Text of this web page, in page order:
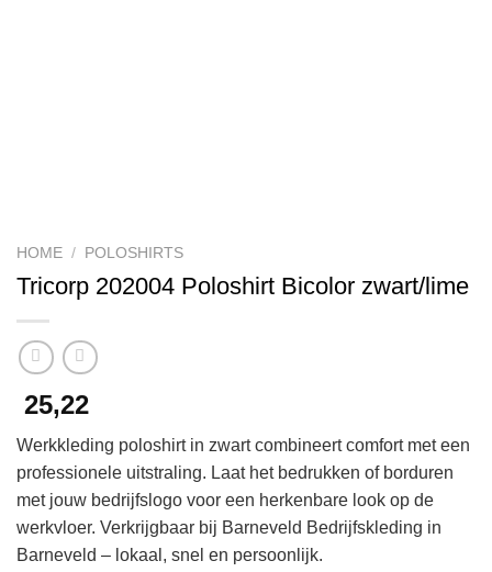
HOME / POLOSHIRTS
Tricorp 202004 Poloshirt Bicolor zwart/lime
25,22
Werkkleding poloshirt in zwart combineert comfort met een
professionele uitstraling. Laat het bedrukken of borduren
met jouw bedrijfslogo voor een herkenbare look op de
werkvloer. Verkrijgbaar bij Barneveld Bedrijfskleding in
Barneveld – lokaal, snel en persoonlijk.